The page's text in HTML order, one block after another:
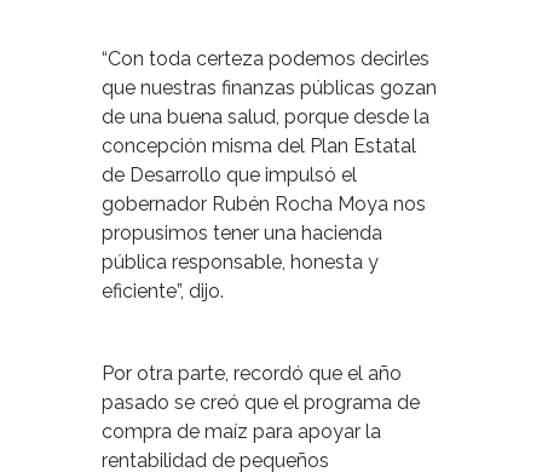
“Con toda certeza podemos decirles
que nuestras finanzas públicas gozan
de una buena salud, porque desde la
concepción misma del Plan Estatal
de Desarrollo que impulsó el
gobernador Rubén Rocha Moya nos
propusimos tener una hacienda
pública responsable, honesta y
eficiente”, dijo.
Por otra parte, recordó que el año
pasado se creó que el programa de
compra de maíz para apoyar la
rentabilidad de pequeños